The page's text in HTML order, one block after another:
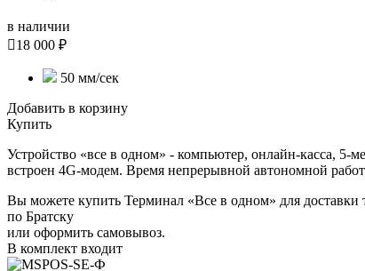
в наличии
18 000 ₽
50 мм/сек
Добавить в корзину
Купить
Устройство «все в одном» - компьютер, онлайн-касса, 5-
встроен 4G-модем. Время непрерывной автономной
Вы можете купить Терминал «Все в одном» для доставки
по Братску
или оформить самовывоз.
В комплект входит